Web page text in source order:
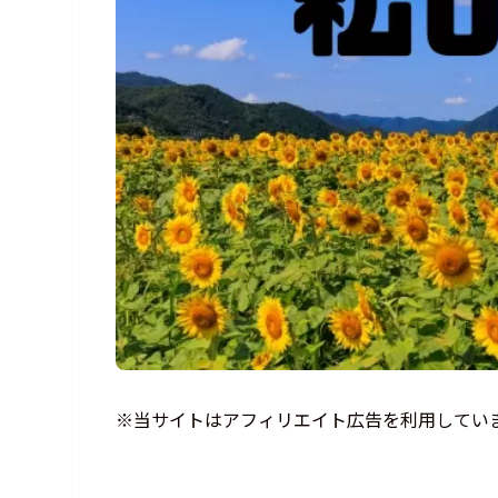
※当サイトはアフィリエイト広告を利用してい